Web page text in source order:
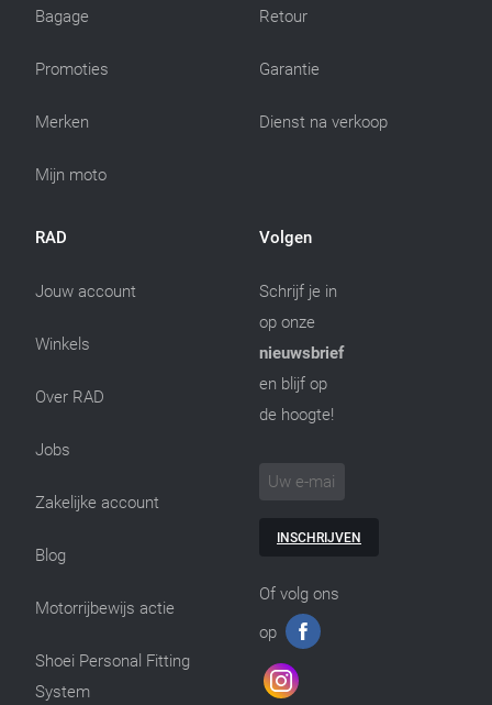
Bagage
Promoties
Merken
Mijn moto
Retour
Garantie
Dienst na verkoop
RAD
Jouw account
Winkels
Over RAD
Jobs
Zakelijke account
Blog
Motorrijbewijs actie
Shoei Personal Fitting
System
Volgen
Schrijf je in
op onze
nieuwsbrief
en blijf op
de hoogte!
INSCHRIJVEN
Of volg ons
op